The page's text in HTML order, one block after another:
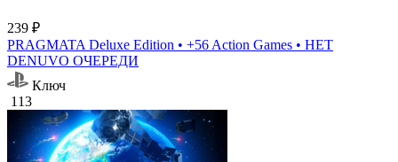
239 ₽
PRAGMATA Deluxe Edition • +56 Action Games • НЕТ
DENUVO ОЧЕРЕДИ
Ключ
113